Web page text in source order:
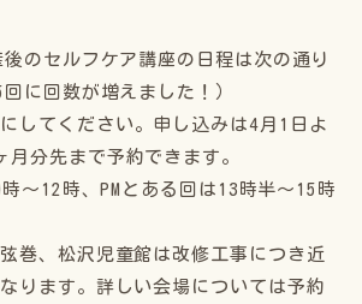
のセルフケア講座の日程は次の通り
に回数が増えました！）
してください。申し込みは4月1日よ
月分先まで予約できます。
～12時、PMとある回は13時半～15時
巻、松沢児童館は改修工事につき近
ります。詳しい会場については予約